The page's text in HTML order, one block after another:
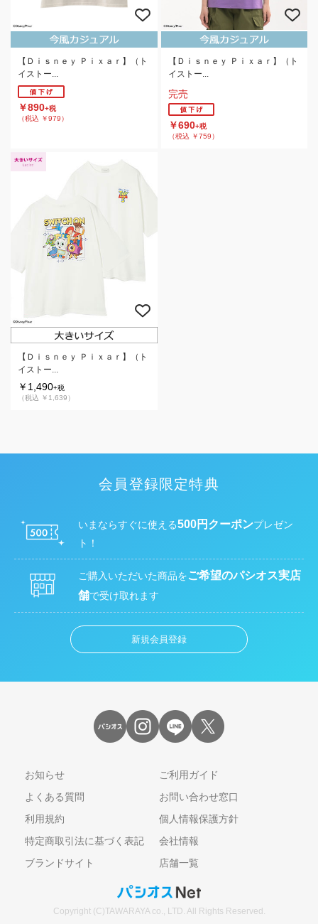
【Ｄｉｓｎｅｙ Ｐｉｘａｒ】（ト
イストー...
￥890+税
（税込 ￥979）
【Ｄｉｓｎｅｙ Ｐｉｘａｒ】（ト
イストー...
完売
￥690+税
（税込 ￥759）
【Ｄｉｓｎｅｙ Ｐｉｘａｒ】（ト
イストー...
￥1,490+税
（税込 ￥1,639）
会員登録限定特典
いまならすぐに使える500円クーポンプレゼン
ト！
ご購入いただいた商品をご希望のパシオス実店
舗で受け取れます
新規会員登録
お知らせ
ご利用ガイド
よくある質問
お問い合わせ窓口
利用規約
個人情報保護方針
特定商取引法に基づく表記
会社情報
ブランドサイト
店舗一覧
Copyright (C)TAWARAYA co., LTD. All Rights Reserved.